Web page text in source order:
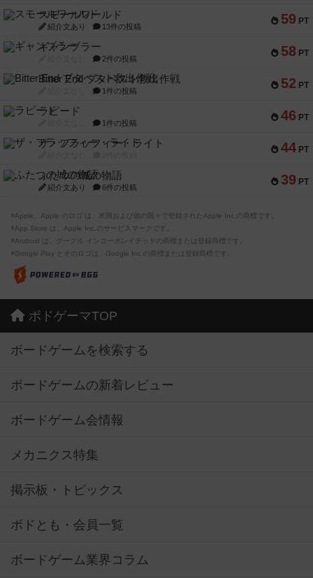
59 PT
スモールワールド
紹介文あり 13件の投稿
58 PT
ギャンブラー
2件の投稿
52 PT
Bitter End ブタペスト救出作戦
1件の投稿
46 PT
ラピード
1件の投稿
44 PT
ザ・フラッフィー・ライト
39 PT
ふたつの城の物語
紹介文あり 6件の投稿
※Apple、Apple のロゴ は、米国および他の国々で登録されたApple Inc.の商標です。
※App Store は、Apple Inc.のサービスマークです。
※Android は、グーグル インコーポレイテッドの商標または登録商標です。
※Google Play とそのロゴは、Google Inc.の商標または登録商標です。
ボドゲーマTOP
ボードゲームを検索する
ボードゲームの新着レビュー
ボードゲーム会情報
メカニクス特集
掲示板・トピックス
ボドとも・会員一覧
ボードゲーム業界コラム